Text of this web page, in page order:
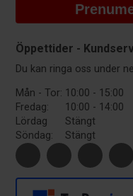
Öppettider -
Du kan ringa oss under
Mån - Tor: 10:00 - 15:00
Fredag:
10:00 - 14:00
Lördag
Stängt
Söndag:
Stängt